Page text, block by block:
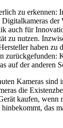
zu erkennen:
der
auch für
zu nutzen.
haben zu
zurückgefunden:
auf der anderen
Kameras sind
die
kaufen, wenn
das